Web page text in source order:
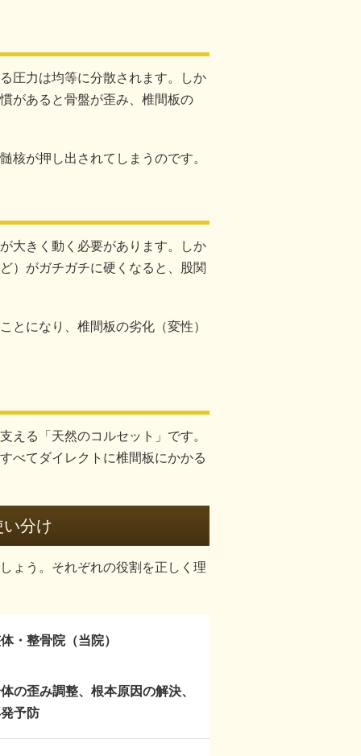
圧力は均等に分散されます。しか
があると骨盤が歪み、椎間板の
核が押し出されてしまうのです。
大きく動く必要があります。しか
）がガチガチに硬くなると、股関
ことになり、椎間板の劣化（変性）
える「天然のコルセット」です。
べてダイレクトに椎間板にかかる
分け
ょう。それぞれの役割を正しく理
・整骨院（当院）
の歪み調整、根本原因の解決、
予防